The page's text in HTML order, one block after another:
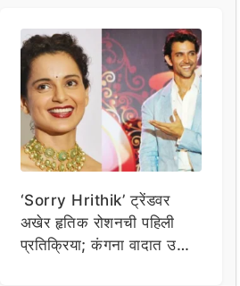
‘Sorry Hrithik’ ट्रेंडवर
अखेर हृतिक रोशनची पहिली
प्रतिक्रिया; कंगना वादात उडी